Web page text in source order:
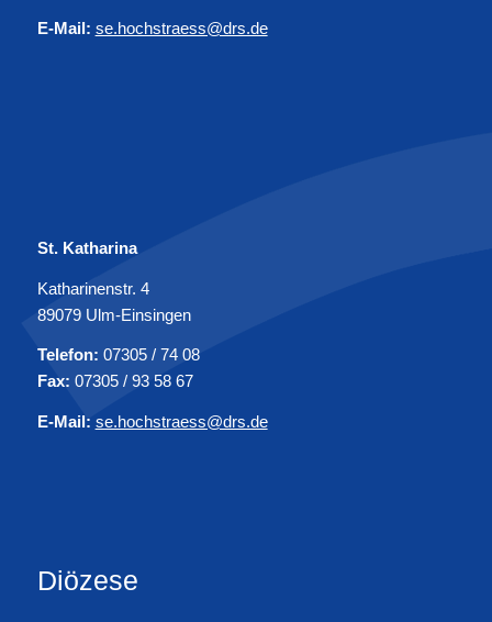
E-Mail: se.hochstraess@drs.de
St. Katharina
Katharinenstr. 4
89079 Ulm-Einsingen
Telefon: 07305 / 74 08
Fax: 07305 / 93 58 67
E-Mail: se.hochstraess@drs.de
Diözese